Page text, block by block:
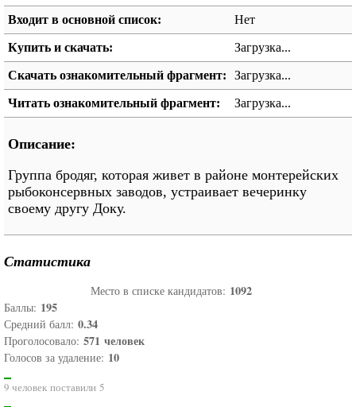
Входит в основной список: Нет
Купить и скачать: Загрузка...
Скачать ознакомительный фрагмент: Загрузка...
Читать ознакомительный фрагмент: Загрузка...
Описание:
Группа бродяг, которая живет в районе монтерейских
рыбоконсервных заводов, устраивает вечеринку
своему другу Доку.
Статистика
Место в списке кандидатов: 1092
Баллы: 195
Средний балл: 0.34
Проголосовало: 571 человек
Голосов за удаление: 10
9 человек поставили 5